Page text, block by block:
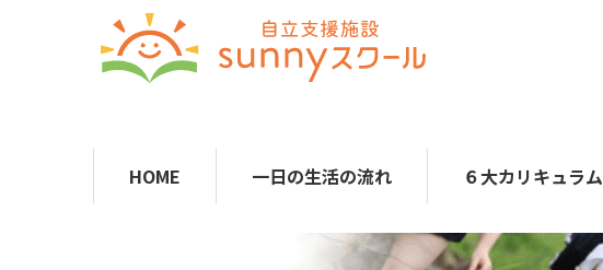
HOME 一日の生活の流れ ６大カリキュラム